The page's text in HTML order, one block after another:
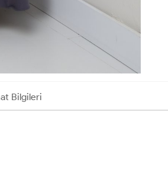
Bilgileri